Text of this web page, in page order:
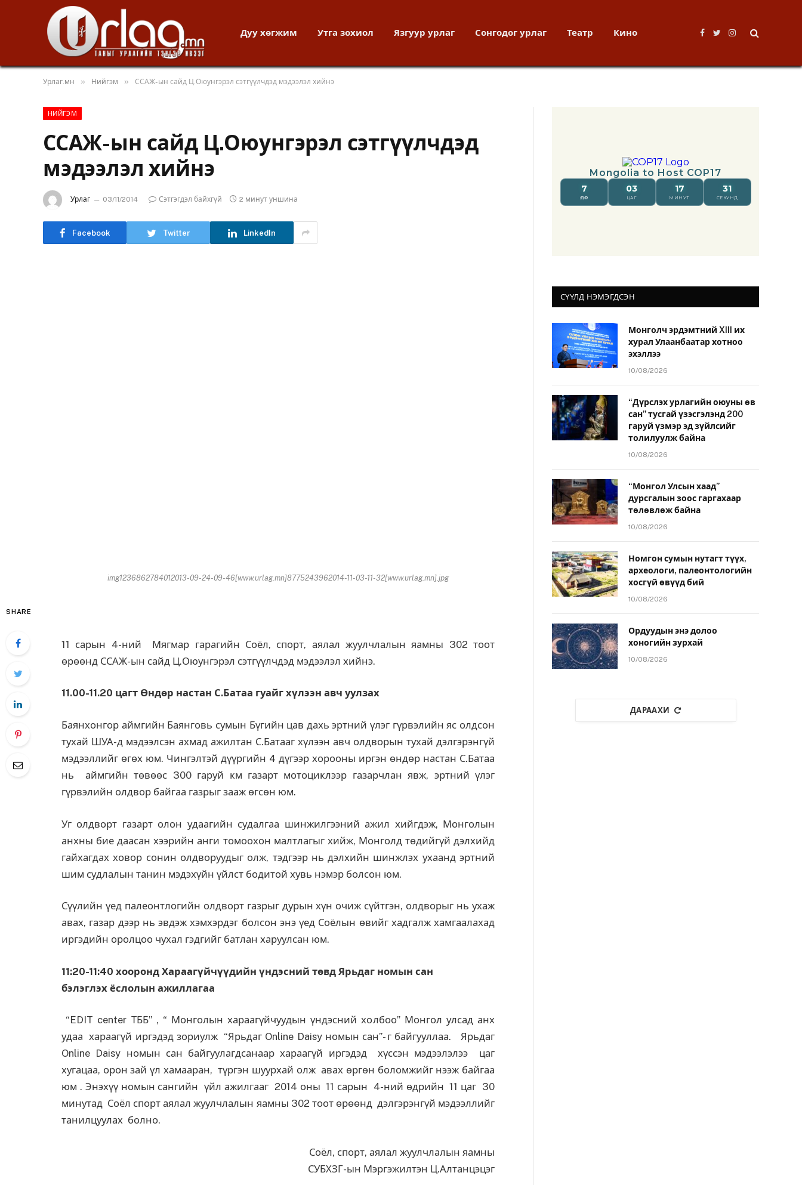
Дуу хөгжим Утга зохиол Язгуур урлаг Сонгодог урлаг Театр Кино
Facebook
TwitterInstagram
Урлаг.мн » Нийгэм » ССАЖ-ын сайд Ц.Оюунгэрэл сэтгүүлчдэд мэдээлэл хийнэ
НИЙГЭМ
ССАЖ-ын сайд Ц.Оюунгэрэл сэтгүүлчдэд
мэдээлэл хийнэ
Урлаг 03/11/2014 Сэтгэгдэл байхгүй 2 минут уншина
Facebook Twitter LinkedIn
img1236862784012013-09-24-09-46[www.urlag.mn]8775243962014-11-03-11-32[www.urlag.mn].jpg
SHARE
11 сарын 4-ний Мягмар гарагийн Соёл, спорт, аялал жуулчлалын яамны 302 тоот
өрөөнд ССАЖ-ын сайд Ц.Оюунгэрэл сэтгүүлчдэд мэдээлэл хийнэ.
11.00-11.20 цагт Өндөр настан С.Батаа гуайг хүлээн авч уулзах
Баянхонгор аймгийн Баянговь сумын Бүгийн цав дахь эртний үлэг гүрвэлийн яс олдсон
тухай ШУА-д мэдээлсэн ахмад ажилтан С.Батааг хүлээн авч олдворын тухай дэлгэрэнгүй
мэдээллийг өгөх юм. Чингэлтэй дүүргийн 4 дүгээр хорооны иргэн өндөр настан С.Батаа
нь аймгийн төвөөс 300 гаруй км газарт мотоциклээр газарчлан явж, эртний үлэг
гүрвэлийн олдвор байгаа газрыг зааж өгсөн юм.
Уг олдворт газарт олон удаагийн судалгаа шинжилгээний ажил хийгдэж, Монголын
анхны бие даасан хээрийн анги томоохон малтлагыг хийж, Монголд төдийгүй дэлхийд
гайхагдах ховор сонин олдворуудыг олж, тэдгээр нь дэлхийн шинжлэх ухаанд эртний
шим судлалын танин мэдэхүйн үйлст бодитой хувь нэмэр болсон юм.
Сүүлийн үед палеонтлогийн олдворт газрыг дурын хүн очиж сүйтгэн, олдворыг нь ухаж
авах, газар дээр нь эвдэж хэмхэрдэг болсон энэ үед Соёлын өвийг хадгалж хамгаалахад
иргэдийн оролцоо чухал гэдгийг батлан харуулсан юм.
11:20-11:40 хооронд Хараагүйчүүдийн үндэсний төвд Ярьдаг номын сан
бэлэглэх ёслолын ажиллагаа
“EDIT center ТББ” , “ Монголын хараагүйчуудын үндэсний холбоо” Монгол улсад анх
удаа хараагүй иргэдэд зориулж “Ярьдаг Online Daisy номын сан”- г байгууллаа. Ярьдаг
Online Daisy номын сан байгуулагдсанаар хараагүй иргэдэд хүссэн мэдээлэлээ цаг
хугацаа, орон зай үл хамааран, түргэн шуурхай олж авах өргөн боломжийг нээж байгаа
юм . Энэхүү номын сангийн үйл ажилгааг 2014 оны 11 сарын 4-ний өдрийн 11 цаг 30
минутад Соёл спорт аялал жуулчлалын яамны 302 тоот өрөөнд дэлгэрэнгүй мэдээллийг
танилцуулах болно.
Соёл, спорт, аялал жуулчлалын яамны
СУБХЗГ-ын Мэргэжилтэн Ц.Алтанцэцэг
СҮҮЛД НЭМЭГДСЭН
Монголч эрдэмтний XIII их
хурал Улаанбаатар хотноо
эхэллээ
10/08/2026
“Дүрслэх урлагийн оюуны өв
сан” тусгай үзэсгэлэнд 200
гаруй үзмэр эд зүйлсийг
толилуулж байна
10/08/2026
“Монгол Улсын хаад”
дурсгалын зоос гаргахаар
төлөвлөж байна
10/08/2026
Номгон сумын нутагт түүх,
археологи, палеонтологийн
хосгүй өвүүд бий
10/08/2026
Ордуудын энэ долоо
хоногийн зурхай
10/08/2026
ДАРААХИ